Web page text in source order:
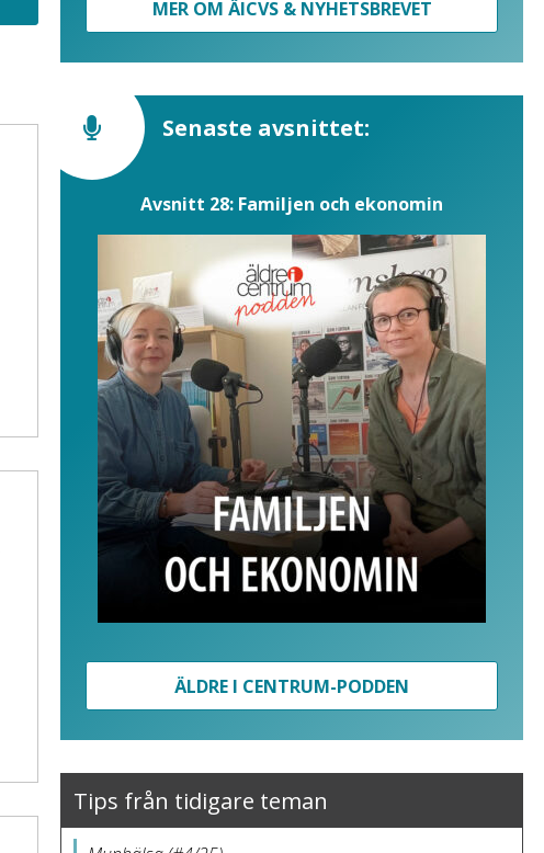
MER OM ÄICVS & NYHETSBREVET
Senaste avsnittet:
Avsnitt 28: Familjen och ekonomin
ÄLDRE I CENTRUM-PODDEN
Tips från tidigare teman